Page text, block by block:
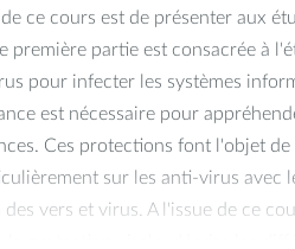
de ce cours est de présenter aux
première partie est consacrée à
pour infecter les systèmes
est nécessaire pour
Ces protections font l'objet
sur les anti-virus avec
vers et virus. A l'issue de ce